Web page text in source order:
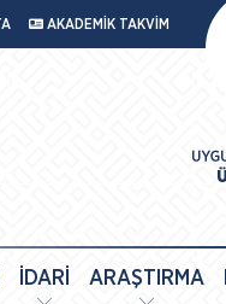
AKADEMİK TAKVİM
İDARİ ARAŞTIRMA